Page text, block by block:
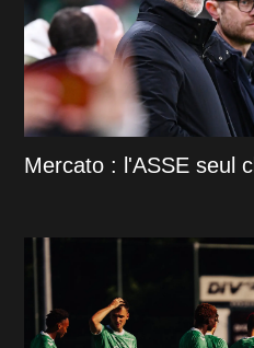
Mercato : l'ASSE seul